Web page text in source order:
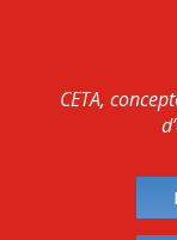
CETA,